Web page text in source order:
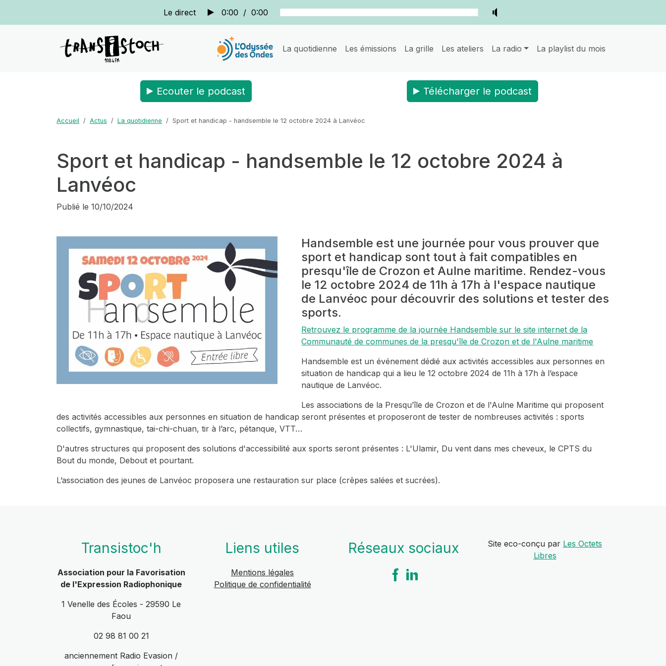
Le direct 0:00 / 0:00
La quotidienne Les émissions La grille Les ateliers La radio La playlist du mois
Ecouter le podcast Télécharger le podcast
Accueil Actus La quotidienne Sport et handicap - handsemble le 12 octobre 2024 à Lanvéoc
Sport et handicap - handsemble le 12 octobre 2024 à
Lanvéoc
Publié le 10/10/2024
Handsemble est une journée pour vous prouver que
sport et handicap sont tout à fait compatibles en
presqu'île de Crozon et Aulne maritime. Rendez-vous
le 12 octobre 2024 de 11h à 17h à l'espace nautique
de Lanvéoc pour découvrir des solutions et tester des
sports.
Retrouvez le programme de la journée Handsemble sur le site internet de la
Communauté de communes de la presqu'île de Crozon et de l'Aulne maritime
Handsemble est un événement dédié aux activités accessibles aux personnes en
situation de handicap qui a lieu le 12 octobre 2024 de 11h à 17h à l’espace
nautique de Lanvéoc.
Les associations de la Presqu’île de Crozon et de l'Aulne Maritime qui proposent
des activités accessibles aux personnes en situation de handicap seront présentes et proposeront de tester de nombreuses activités : sports
collectifs, gymnastique, tai-chi-chuan, tir à l’arc, pétanque, VTT…
D'autres structures qui proposent des solutions d'accessibilité aux sports seront présentes : L'Ulamir, Du vent dans mes cheveux, le CPTS du
Bout du monde, Debout et pourtant.
L’association des jeunes de Lanvéoc proposera une restauration sur place (crêpes salées et sucrées).
Transistoc'h
Association pour la Favorisation
de l'Expression Radiophonique
1 Venelle des Écoles - 29590 Le
Faou
02 98 81 00 21
anciennement Radio Evasion /
Liens utiles
Mentions légales
Politique de confidentialité
Réseaux sociaux Site eco-conçu par Les Octets
Libres